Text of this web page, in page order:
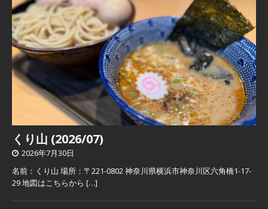
くり山 (2026/07)
2026年7月30日
名前：くり山 場所：〒221-0802 神奈川県横浜市神奈川区六角橋1-17-
29 地図はこちらから […]